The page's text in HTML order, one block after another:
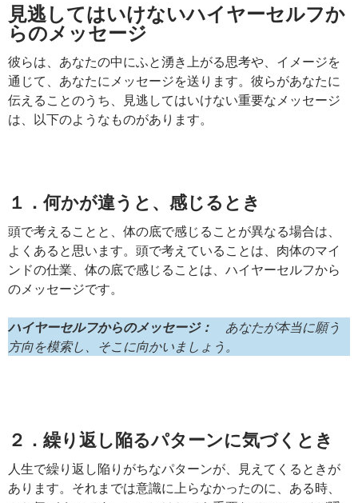
見逃してはいけないハイヤーセルフか
らのメッセージ
彼らは、あなたの中にふと湧き上がる思考や、イメージを
通じて、あなたにメッセージを送ります。彼らがあなたに
伝えることのうち、見逃してはいけない重要なメッセージ
は、以下のようなものがあります。
１．何かが違うと、感じるとき
頭で考えることと、体の底で感じることが異なる場合は、
よくあると思います。頭で考えていることは、肉体のマイ
ンドの仕業、体の底で感じることは、ハイヤーセルフから
のメッセージです。
ハイヤーセルフからのメッセージ：
あなたが本当に願う
方向を模索し、そこに向かいましょう。
２．繰り返し陥るパターンに気づくとき
人生で繰り返し陥りがちなパターンが、見えてくるときが
あります。それまでは意識に上らなかったのに、ある時、